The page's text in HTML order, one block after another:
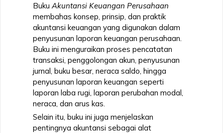
Buku Akuntansi Keuangan Perusahaan
membahas konsep, prinsip, dan praktik
akuntansi keuangan yang digunakan dalam
penyusunan laporan keuangan perusahaan.
Buku ini menguraikan proses pencatatan
transaksi, penggolongan akun, penyusunan
jurnal, buku besar, neraca saldo, hingga
penyusunan laporan keuangan seperti
laporan laba rugi, laporan perubahan modal,
neraca, dan arus kas.
Selain itu, buku ini juga menjelaskan
pentingnya akuntansi sebagai alat